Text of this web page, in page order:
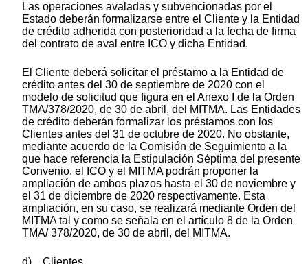
Las operaciones avaladas y subvencionadas por el
Estado deberán formalizarse entre el Cliente y la Entidad
de crédito adherida con posterioridad a la fecha de firma
del contrato de aval entre ICO y dicha Entidad.
El Cliente deberá solicitar el préstamo a la Entidad de
crédito antes del 30 de septiembre de 2020 con el
modelo de solicitud que figura en el Anexo I de la Orden
TMA/378/2020, de 30 de abril, del MITMA. Las Entidades
de crédito deberán formalizar los préstamos con los
Clientes antes del 31 de octubre de 2020. No obstante,
mediante acuerdo de la Comisión de Seguimiento a la
que hace referencia la Estipulación Séptima del presente
Convenio, el ICO y el MITMA podrán proponer la
ampliación de ambos plazos hasta el 30 de noviembre y
el 31 de diciembre de 2020 respectivamente. Esta
ampliación, en su caso, se realizará mediante Orden del
MITMA tal y como se señala en el artículo 8 de la Orden
TMA/ 378/2020, de 30 de abril, del MITMA.